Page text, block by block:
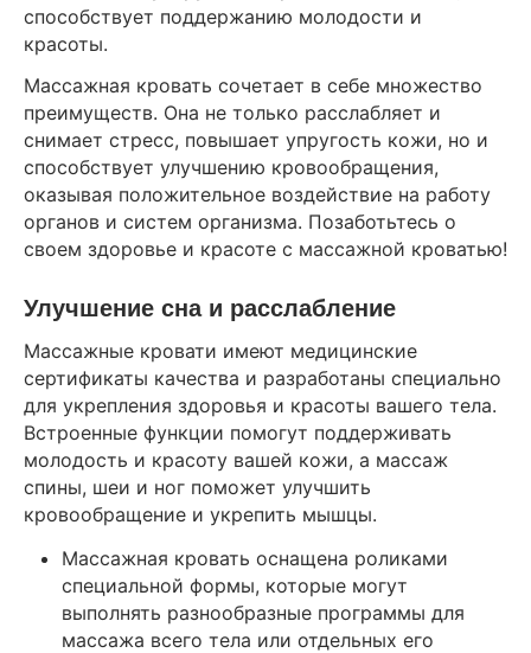
способствует поддержанию молодости и
красоты.
Массажная кровать сочетает в себе множество
преимуществ. Она не только расслабляет и
снимает стресс, повышает упругость кожи, но и
способствует улучшению кровообращения,
оказывая положительное воздействие на работу
органов и систем организма. Позаботьтесь о
своем здоровье и красоте с массажной кроватью!
Улучшение сна и расслабление
Массажные кровати имеют медицинские
сертификаты качества и разработаны специально
для укрепления здоровья и красоты вашего тела.
Встроенные функции помогут поддерживать
молодость и красоту вашей кожи, а массаж
спины, шеи и ног поможет улучшить
кровообращение и укрепить мышцы.
Массажная кровать оснащена роликами
специальной формы, которые могут
выполнять разнообразные программы для
массажа всего тела или отдельных его